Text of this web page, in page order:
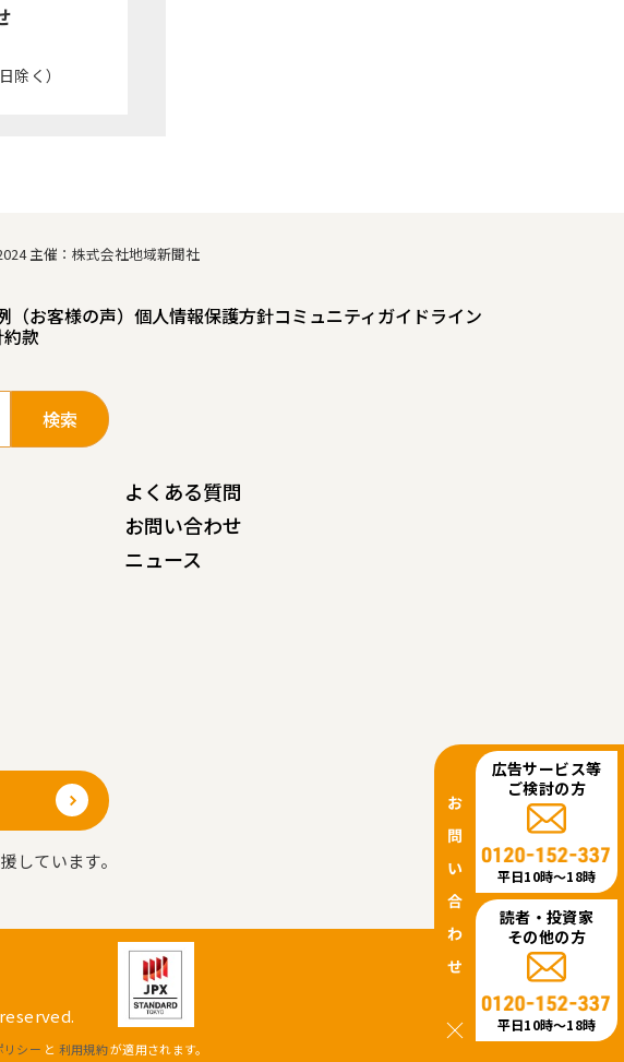
除く）
主催：株式会社地域新聞社
お客様の声） 個人情報保護方針コミュニティガイドライン
約款
よくある質問
お問い合わせ
ニュース
しています。
リシー と 利用規約が適用されます。
広告サービス等
ご検討の方
平日10時〜18時
読者・投資家
その他の方
平日10時〜18時